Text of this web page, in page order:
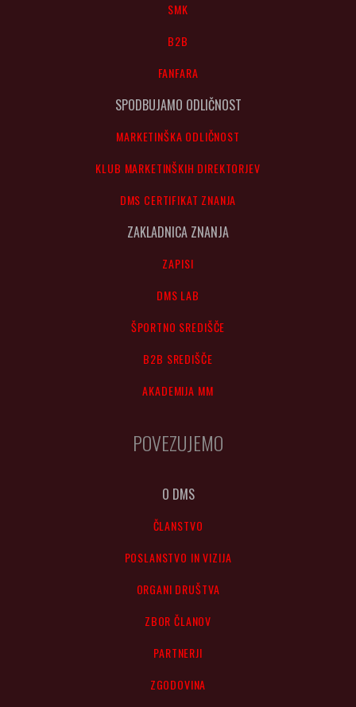
SMK
B2B
FANFARA
SPODBUJAMO ODLIČNOST
MARKETINŠKA ODLIČNOST
KLUB MARKETINŠKIH DIREKTORJEV
DMS CERTIFIKAT ZNANJA
ZAKLADNICA ZNANJA
ZAPISI
DMS LAB
ŠPORTNO SREDIŠČE
B2B SREDIŠČE
AKADEMIJA MM
POVEZUJEMO
O DMS
ČLANSTVO
POSLANSTVO IN VIZIJA
ORGANI DRUŠTVA
ZBOR ČLANOV
PARTNERJI
ZGODOVINA